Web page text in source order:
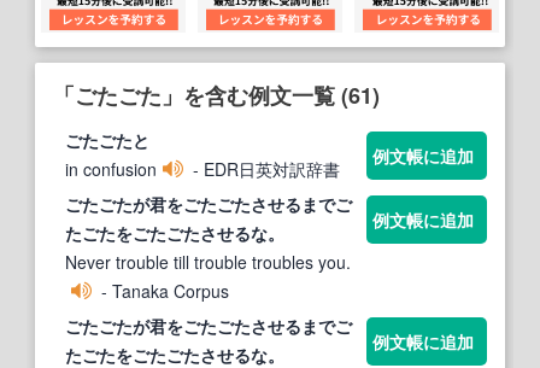
「ごたごた」を含む例文一覧 (61)
ごたごたと
in confusion
- EDR日英対訳辞書
例文帳に追加
ごたごたが君をごたごたさせるまでご
たごたをごたごたさせるな。
Never trouble till trouble troubles you.
- Tanaka Corpus
例文帳に追加
ごたごたが君をごたごたさせるまでご
たごたをごたごたさせるな。
例文帳に追加